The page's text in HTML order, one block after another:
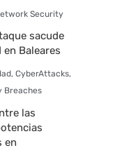
Security
sacude
en Baleares
, CyberAttacks,
Breaches
las
en